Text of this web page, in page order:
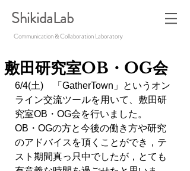
ShikidaLab
Communication & Collaboration Laboratory
敷田研究室OB・OG会
6/4(土)　「GatherTown」というオン
ライン交流ツールを用いて、敷田研
究室OB・OG会を行いました。
OB・OGの方と今後の働き方や研究
のアドバイスを頂くことができ，テ
スト期間真っ只中でしたが，とても